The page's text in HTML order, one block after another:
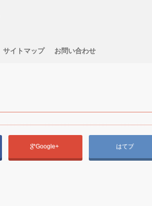
サイトマップ お問い合わせ
Google+ はてブ